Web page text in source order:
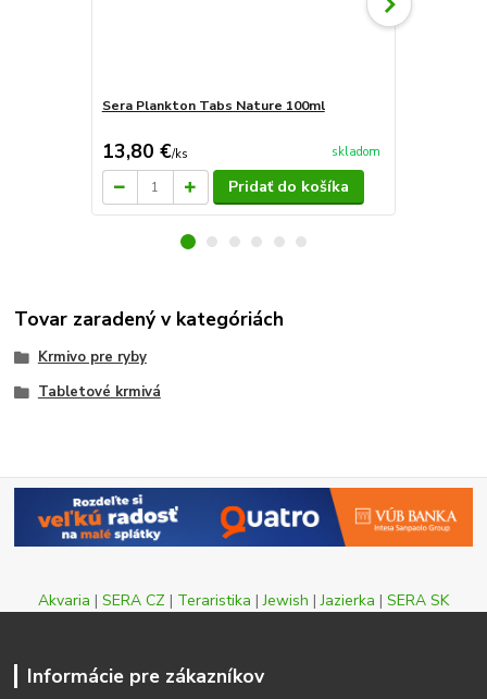
Sera Plankton Tabs Nature 100ml
13,80 €/ks skladom
Pridať do košíka
Tovar zaradený v kategóriách
Krmivo pre ryby
Tabletové krmivá
Akvaria | SERA CZ | Teraristika |Jewish |Jazierka | SERA SK
Informácie pre zákazníkov